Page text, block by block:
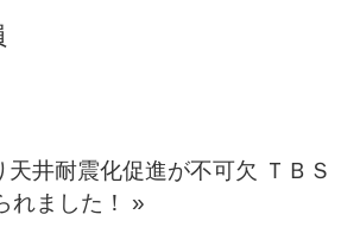
天井耐震化促進が不可欠 ＴＢ
れました！
»